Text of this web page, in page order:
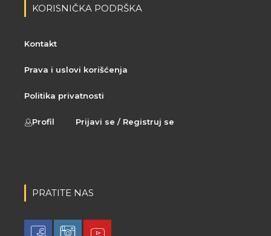
KORISNIČKA PODRŠKA
Kontakt
Prava i uslovi korišćenja
Politika privatnosti
Profil Prijavi se / Registruj se
PRATITE NAS